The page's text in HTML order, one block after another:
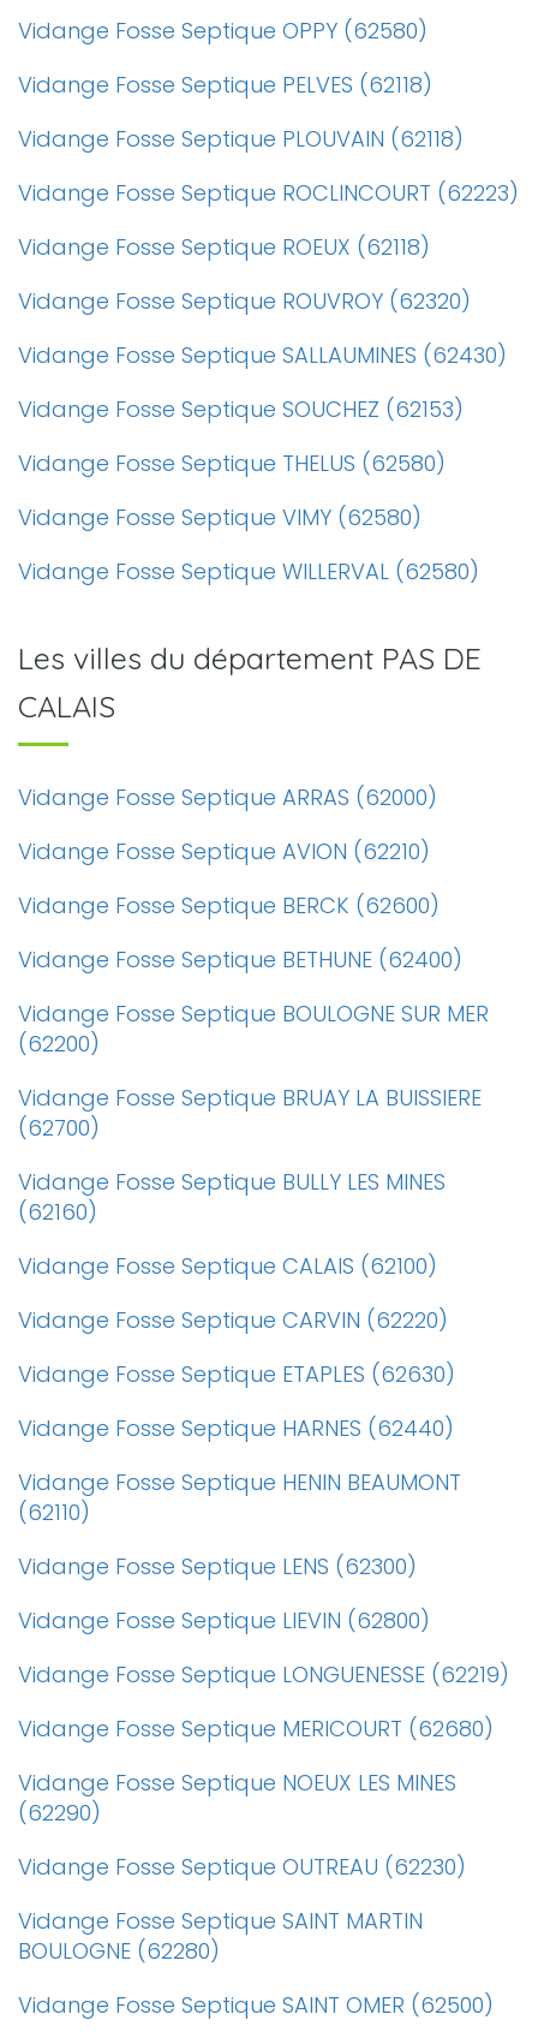
Vidange Fosse Septique OPPY (62580)
Vidange Fosse Septique PELVES (62118)
Vidange Fosse Septique PLOUVAIN (62118)
Vidange Fosse Septique ROCLINCOURT (62223)
Vidange Fosse Septique ROEUX (62118)
Vidange Fosse Septique ROUVROY (62320)
Vidange Fosse Septique SALLAUMINES (62430)
Vidange Fosse Septique SOUCHEZ (62153)
Vidange Fosse Septique THELUS (62580)
Vidange Fosse Septique VIMY (62580)
Vidange Fosse Septique WILLERVAL (62580)
Les villes du département PAS DE
CALAIS
Vidange Fosse Septique ARRAS (62000)
Vidange Fosse Septique AVION (62210)
Vidange Fosse Septique BERCK (62600)
Vidange Fosse Septique BETHUNE (62400)
Vidange Fosse Septique BOULOGNE SUR MER
(62200)
Vidange Fosse Septique BRUAY LA BUISSIERE
(62700)
Vidange Fosse Septique BULLY LES MINES
(62160)
Vidange Fosse Septique CALAIS (62100)
Vidange Fosse Septique CARVIN (62220)
Vidange Fosse Septique ETAPLES (62630)
Vidange Fosse Septique HARNES (62440)
Vidange Fosse Septique HENIN BEAUMONT
(62110)
Vidange Fosse Septique LENS (62300)
Vidange Fosse Septique LIEVIN (62800)
Vidange Fosse Septique LONGUENESSE (62219)
Vidange Fosse Septique MERICOURT (62680)
Vidange Fosse Septique NOEUX LES MINES
(62290)
Vidange Fosse Septique OUTREAU (62230)
Vidange Fosse Septique SAINT MARTIN
BOULOGNE (62280)
Vidange Fosse Septique SAINT OMER (62500)